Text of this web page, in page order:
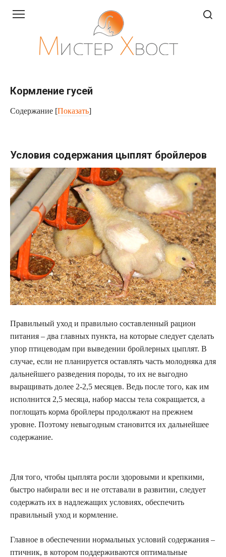
Кормление гусей
Содержание [Показать]
Условия содержания цыплят бройлеров
Правильный уход и правильно составленный рацион
питания – два главных пункта, на которые следует сделать
упор птицеводам при выведении бройлерных цыплят. В
случае, если не планируется оставлять часть молодняка для
дальнейшего разведения породы, то их не выгодно
выращивать долее 2-2,5 месяцев. Ведь после того, как им
исполнится 2,5 месяца, набор массы тела сокращается, а
поглощать корма бройлеры продолжают на прежнем
уровне. Поэтому невыгодным становится их дальнейшее
содержание.
Для того, чтобы цыплята росли здоровыми и крепкими,
быстро набирали вес и не отставали в развитии, следует
содержать их в надлежащих условиях, обеспечить
правильный уход и кормление.
Главное в обеспечении нормальных условий содержания –
птичник, в котором поддерживаются оптимальные